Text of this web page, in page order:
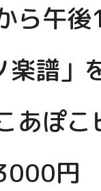
ら午
楽譜
あぽ
円